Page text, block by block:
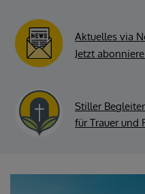
Aktuelles via
Jetzt
Stiller
für Trauer und